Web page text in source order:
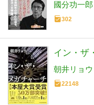
國分功一郎
302
イン・ザ
朝井リョウ
22148